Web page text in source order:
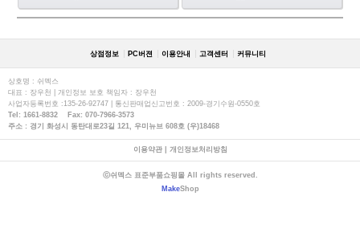
상점정보 PC버젼 이용안내 고객센터 커뮤니티
상호명 : 쉬멕스
대표 : 장우천 | 개인정보 보호 책임자 : 장우천
사업자등록번호 :135-26-92747 | 통신판매업신고번호 : 2009-경기수원-0550호
Tel: 1661-8832 Fax: 070-7966-3573
주소 : 경기 화성시 동탄대로23길 121, 우미뉴브 608호 (우)18468
이용약관| 개인정보처리방침
ⓒ쉬멕스 표준부품쇼핑몰 All rights reserved.
MakeShop